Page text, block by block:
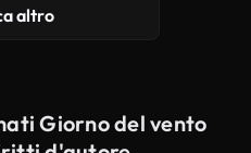
altro
Giorno del vento